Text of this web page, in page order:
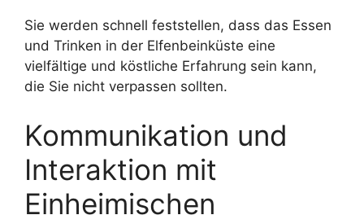
Sie werden schnell feststellen, dass das Essen
und Trinken in der Elfenbeinküste eine
vielfältige und köstliche Erfahrung sein kann,
die Sie nicht verpassen sollten.
Kommunikation und
Interaktion mit
Einheimischen